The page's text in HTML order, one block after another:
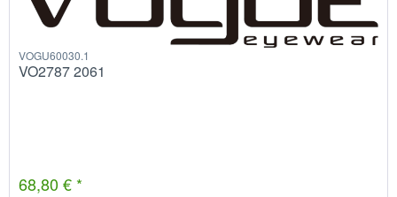
VOGU60030.1
VO2787 2061
68,80 € *